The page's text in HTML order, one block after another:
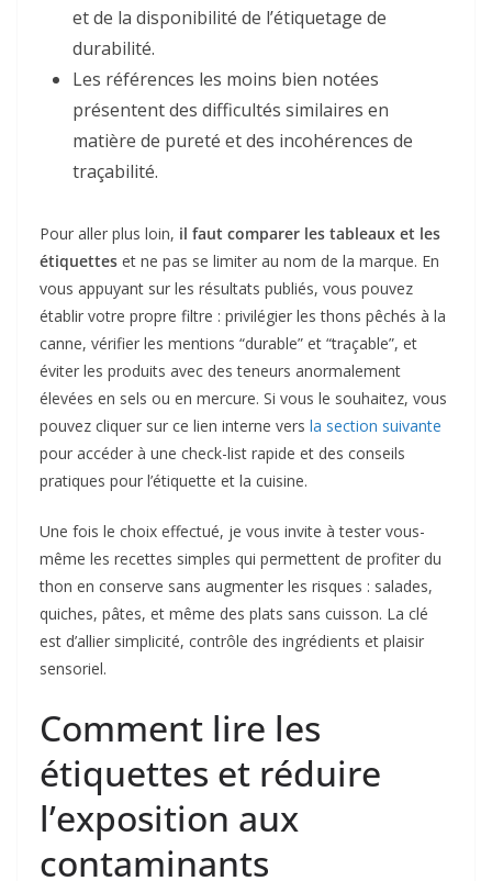
et de la disponibilité de l’étiquetage de
durabilité.
Les références les moins bien notées
présentent des difficultés similaires en
matière de pureté et des incohérences de
traçabilité.
Pour aller plus loin, il faut comparer les tableaux et les
étiquettes et ne pas se limiter au nom de la marque. En
vous appuyant sur les résultats publiés, vous pouvez
établir votre propre filtre : privilégier les thons pêchés à la
canne, vérifier les mentions “durable” et “traçable”, et
éviter les produits avec des teneurs anormalement
élevées en sels ou en mercure. Si vous le souhaitez, vous
pouvez cliquer sur ce lien interne vers la section suivante
pour accéder à une check-list rapide et des conseils
pratiques pour l’étiquette et la cuisine.
Une fois le choix effectué, je vous invite à tester vous-
même les recettes simples qui permettent de profiter du
thon en conserve sans augmenter les risques : salades,
quiches, pâtes, et même des plats sans cuisson. La clé
est d’allier simplicité, contrôle des ingrédients et plaisir
sensoriel.
Comment lire les
étiquettes et réduire
l’exposition aux
contaminants